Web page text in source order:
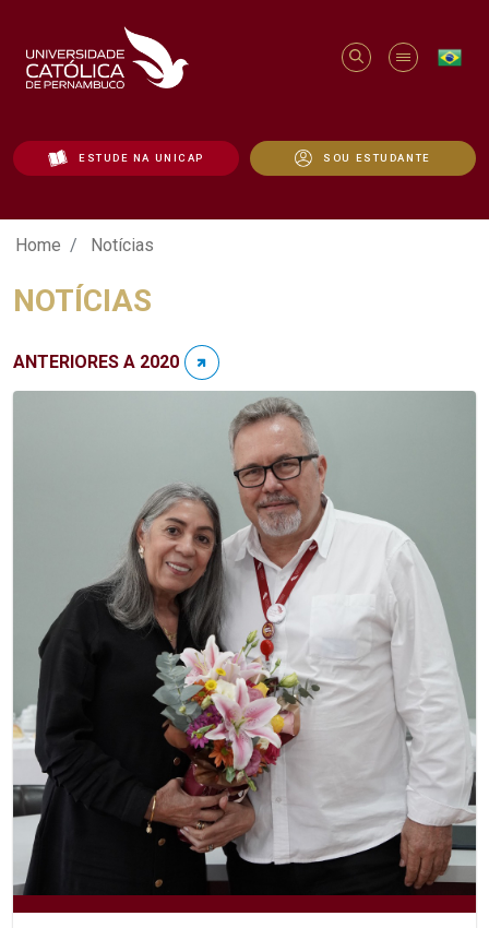
ESTUDE NA UNICAP SOU ESTUDANTE
Notícias - Unicap
Home Notícias
NOTÍCIAS
ANTERIORES A 2020